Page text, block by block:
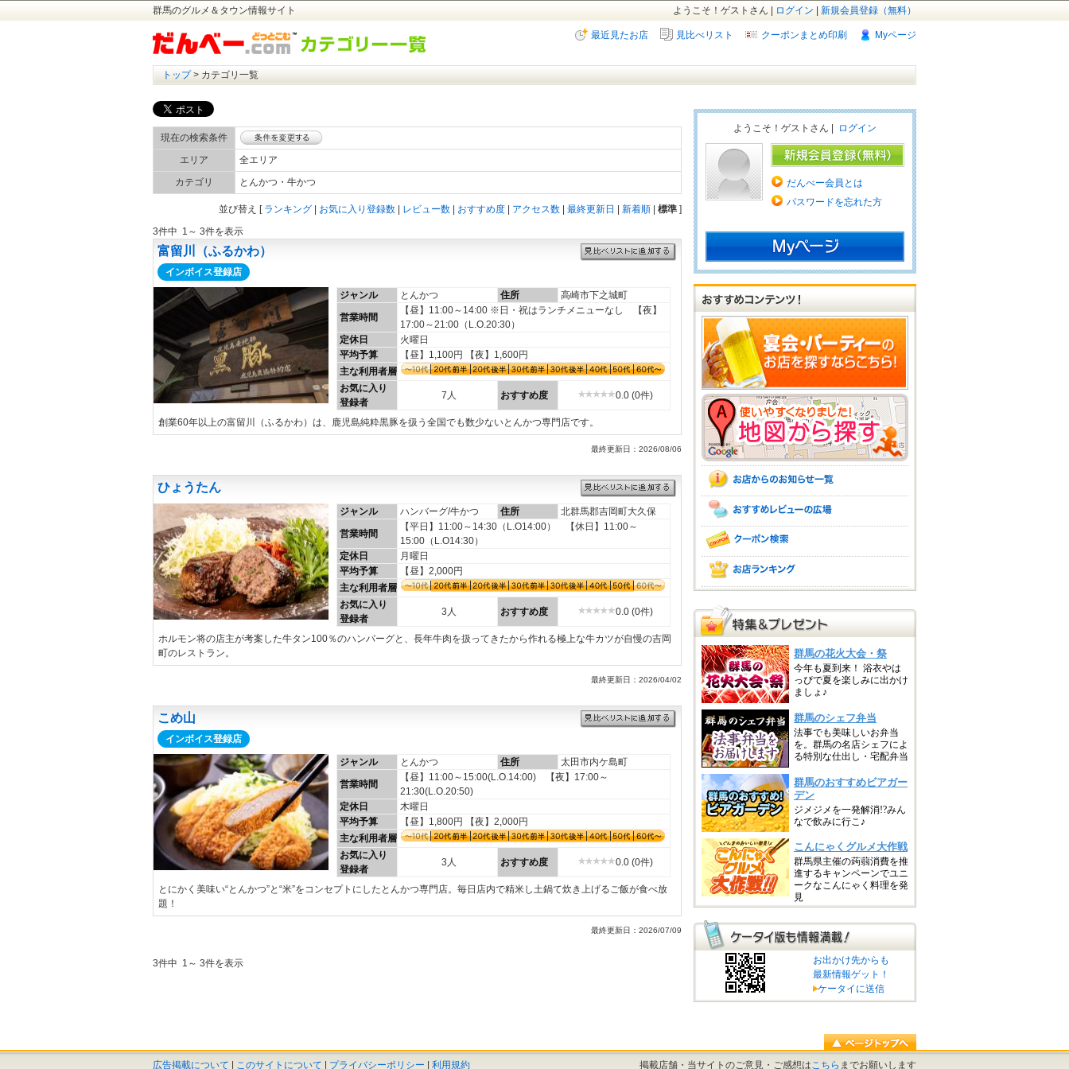
群馬のグルメ＆タウン情報サイト 新規会員登録（無料）
ログイン
ようこそ！ゲストさん |
Myページ
クーポンまとめ印刷
見比べリスト
最近見たお店
トップ> カテゴリ一覧
現在の検索条件
エリア
全エリア
カテゴリ
とんかつ・牛かつ
]
標準
新着順
最終更新日
アクセス数
おすすめ度
レビュー数
お気に入り登録数
ランキング
[
並び替え
3件中 1～ 3件を表示
富留川（ふるかわ）
インボイス登録店
ジャンル とんかつ 住所
高崎市下之城町
営業時間
【昼】11:00～14:00 ※日・祝はランチメニューなし 【夜】
17:00～21:00（L.O.20:30）
定休日
火曜日
平均予算
【昼】1,100円 【夜】1,600円
主な利用者層
お気に入り
登録者
7人 おすすめ度 0.0 (0件)
創業60年以上の富留川（ふるかわ）は、鹿児島純粋黒豚を扱う全国でも数少ないとんかつ専門店です。
最終更新日：2026/08/06
ひょうたん
ジャンル ハンバーグ/牛かつ 住所
北群馬郡吉岡町大久保
営業時間
【平日】11:00～14:30（L.O14:00） 【休日】11:00～
15:00（L.O14:30）
定休日
月曜日
平均予算
【昼】2,000円
主な利用者層
お気に入り
登録者
3人 おすすめ度 0.0 (0件)
ホルモン将の店主が考案した牛タン100％のハンバーグと、長年牛肉を扱ってきたから作れる極上な牛カツが自慢の吉岡
町のレストラン。
最終更新日：2026/04/02
こめ山
インボイス登録店
ジャンル とんかつ 住所
太田市内ケ島町
営業時間
【昼】11:00～15:00(L.O.14:00) 【夜】17:00～
21:30(L.O.20:50)
定休日
木曜日
平均予算
【昼】1,800円 【夜】2,000円
主な利用者層
お気に入り
登録者
3人 おすすめ度 0.0 (0件)
とにかく美味い“とんかつ”と“米”をコンセプトにしたとんかつ専門店。毎日店内で精米し土鍋て炊き上げるご飯が食べ放
題！
最終更新日：2026/07/09
3件中 1～ 3件を表示
ようこそ！ゲストさん | ログイン
だんべー会員とは
パスワードを忘れた方
お出かけ先からも
最新情報ゲット！
ケータイに送信
広告掲載について このサイトについて プライバシーポリシー 利用規約 掲載店舗・当サイトのご意見・ご感想はこちら までお願いします